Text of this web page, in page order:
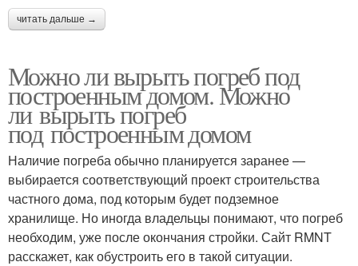
читать дальше →
Можно ли вырыть погреб под
построенным домом. Можно
ли вырыть погреб
под построенным домом
Наличие погреба обычно планируется заранее —
выбирается соответствующий проект строительства
частного дома, под которым будет подземное
хранилище. Но иногда владельцы понимают, что погреб
необходим, уже после окончания стройки. Сайт RMNT
расскажет, как обустроить его в такой ситуации.